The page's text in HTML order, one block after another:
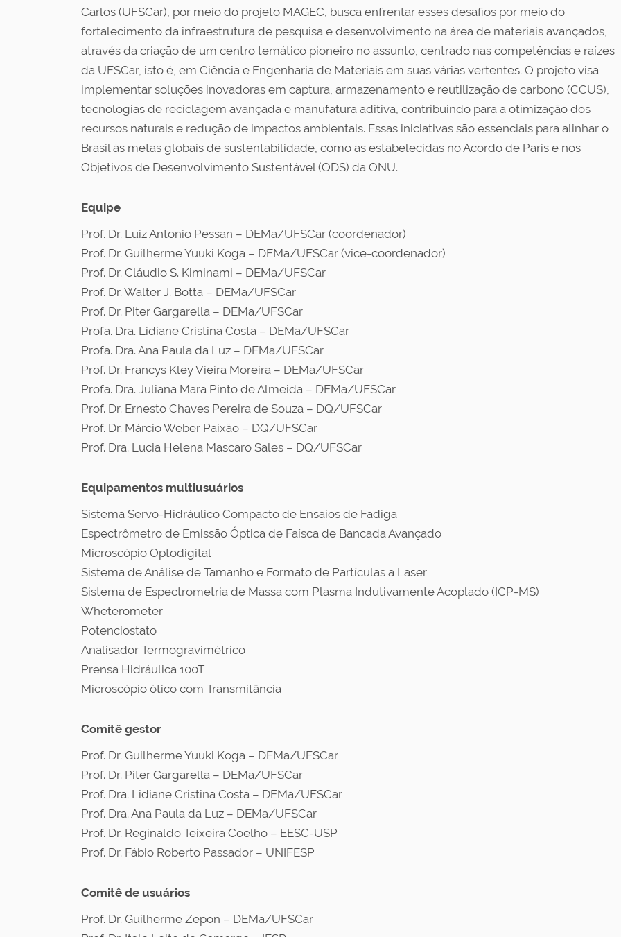
Carlos (UFSCar), por meio do projeto MAGEC, busca enfrentar esses desafios por meio do
fortalecimento da infraestrutura de pesquisa e desenvolvimento na área de materiais avançados,
através da criação de um centro temático pioneiro no assunto, centrado nas competências e raízes
da UFSCar, isto é, em Ciência e Engenharia de Materiais em suas várias vertentes. O projeto visa
implementar soluções inovadoras em captura, armazenamento e reutilização de carbono (CCUS),
tecnologias de reciclagem avançada e manufatura aditiva, contribuindo para a otimização dos
recursos naturais e redução de impactos ambientais. Essas iniciativas são essenciais para alinhar o
Brasil às metas globais de sustentabilidade, como as estabelecidas no Acordo de Paris e nos
Objetivos de Desenvolvimento Sustentável (ODS) da ONU.
Equipe
Prof. Dr. Luiz Antonio Pessan – DEMa/UFSCar (coordenador)
Prof. Dr. Guilherme Yuuki Koga – DEMa/UFSCar (vice-coordenador)
Prof. Dr. Cláudio S. Kiminami – DEMa/UFSCar
Prof. Dr. Walter J. Botta – DEMa/UFSCar
Prof. Dr. Piter Gargarella – DEMa/UFSCar
Profa. Dra. Lidiane Cristina Costa – DEMa/UFSCar
Profa. Dra. Ana Paula da Luz – DEMa/UFSCar
Prof. Dr. Francys Kley Vieira Moreira – DEMa/UFSCar
Profa. Dra. Juliana Mara Pinto de Almeida – DEMa/UFSCar
Prof. Dr. Ernesto Chaves Pereira de Souza – DQ/UFSCar
Prof. Dr. Márcio Weber Paixão – DQ/UFSCar
Prof. Dra. Lucia Helena Mascaro Sales – DQ/UFSCar
Equipamentos multiusuários
Sistema Servo-Hidráulico Compacto de Ensaios de Fadiga
Espectrômetro de Emissão Óptica de Faísca de Bancada Avançado
Microscópio Optodigital
Sistema de Análise de Tamanho e Formato de Partículas a Laser
Sistema de Espectrometria de Massa com Plasma Indutivamente Acoplado (ICP-MS)
Wheterometer
Potenciostato
Analisador Termogravimétrico
Prensa Hidráulica 100T
Microscópio ótico com Transmitância
Comitê gestor
Prof. Dr. Guilherme Yuuki Koga – DEMa/UFSCar
Prof. Dr. Piter Gargarella – DEMa/UFSCar
Prof. Dra. Lidiane Cristina Costa – DEMa/UFSCar
Prof. Dra. Ana Paula da Luz – DEMa/UFSCar
Prof. Dr. Reginaldo Teixeira Coelho – EESC-USP
Prof. Dr. Fábio Roberto Passador – UNIFESP
Comitê de usuários
Prof. Dr. Guilherme Zepon – DEMa/UFSCar